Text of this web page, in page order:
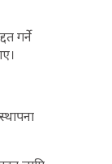
गर्ने